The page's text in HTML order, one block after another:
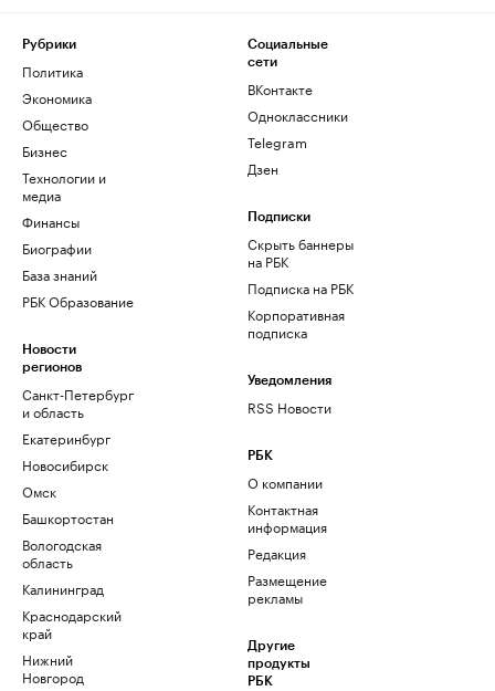
Рубрики
Политика
Экономика
Общество
Бизнес
Технологии и
медиа
Финансы
Биографии
База знаний
РБК Образование
Новости
регионов
Санкт-Петербург
и область
Екатеринбург
Новосибирск
Омск
Башкортостан
Вологодская
область
Калининград
Краснодарский
край
Нижний
Новгород
Социальные
сети
ВКонтакте
Одноклассники
Telegram
Дзен
Подписки
Скрыть баннеры
на РБК
Подписка на РБК
Корпоративная
подписка
Уведомления
RSS Новости
РБК
О компании
Контактная
информация
Редакция
Размещение
рекламы
Другие
продукты
РБК